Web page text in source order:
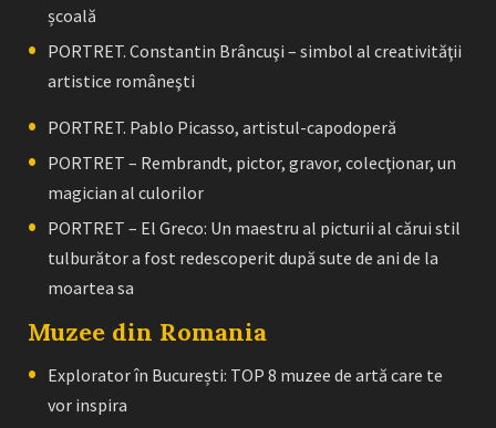
școală
PORTRET. Constantin Brâncuşi – simbol al creativităţii
artistice româneşti
PORTRET. Pablo Picasso, artistul-capodoperă
PORTRET – Rembrandt, pictor, gravor, colecţionar, un
magician al culorilor
PORTRET – El Greco: Un maestru al picturii al cărui stil
tulburător a fost redescoperit după sute de ani de la
moartea sa
Muzee din Romania
Explorator în București: TOP 8 muzee de artă care te
vor inspira